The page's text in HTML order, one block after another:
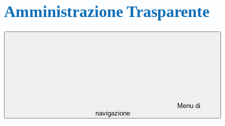
Amministrazione Trasparente
Menu di
navigazione